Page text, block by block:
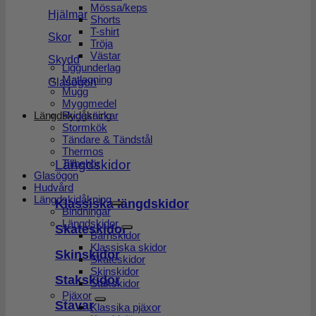
Hjälmar
Skor
Skydd
Glasögon
Längdskidåkning
Längdskidor
Klassiska längdskidor
Skateskidor
Skinskidor
Stakskidor
Stavar
Mössa/keps
Shorts
T-shirt
Tröja
Västar
Liggunderlag
Matlagning
Mugg
Myggmedel
Ryggsäckar
Stormkök
Tändare & Tändstål
Thermos
Tillbehör
Glasögon
Hudvård
Längdskidåkning
Bindningar
Längdskidor
Barnskidor
Klassiska skidor
Skateskidor
Skinskidor
Stakskidor
Pjäxor
Klassika pjäxor